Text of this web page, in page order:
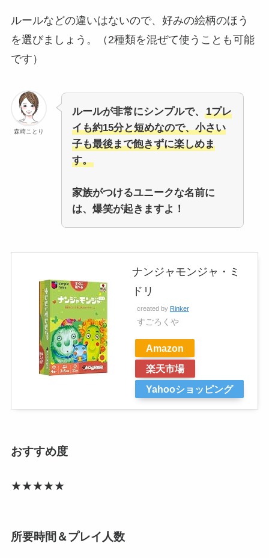
ルールなどの違いはないので、好みの絵柄のほう
を選びましょう。（2種類を混ぜて使うことも可能
です）
森崎ことり
ルールが非常にシンプルで、
1プレ
イも約15分と短めなので、小さい
子も最後まで飽きずに楽しめま
す。
家族がつけるユニークな名前に
は、爆笑が起きますよ！
ナンジャモンジャ・ミ
ドリ
created by Rinker
すごろくや
Amazon
楽天市場
Yahooショッピング
おすすめ度
★★★★★
所要時間＆プレイ人数